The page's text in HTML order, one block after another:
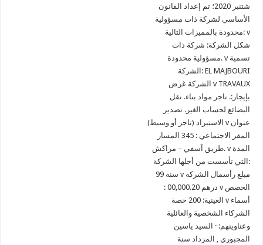
شتنبر 2020؛ تم إعداد القانون
الأساسي لشركة ذات مسؤولية
محدودة بالمميزات التالية: v
شكل الشركة: شركة ذات
مسؤولية محدودة. v تسمية
الشركة: EL MAJBOURI
الشركة غرض v TRAVAUX
بإيجاز:. تاجر مواد بناء. نقل
البضائع لحساب الغير. تصدير
الاستيراد (تاجر أو وسيط) v عنوان
المقر الاجتماعي : 345 المسار
طريق آسفي – مراكش. v المدة
التي تأسست من أجلها الشركة:
99 سنة v مبلغ رأسمال الشركة
: 00,000.20 درهم v الحصص
العينية: 200 حصة v أسماء
الشركاء الشخصية والعائلية
وعناوينهم: · السيد ياسين
المجبوري , المزداد سنة